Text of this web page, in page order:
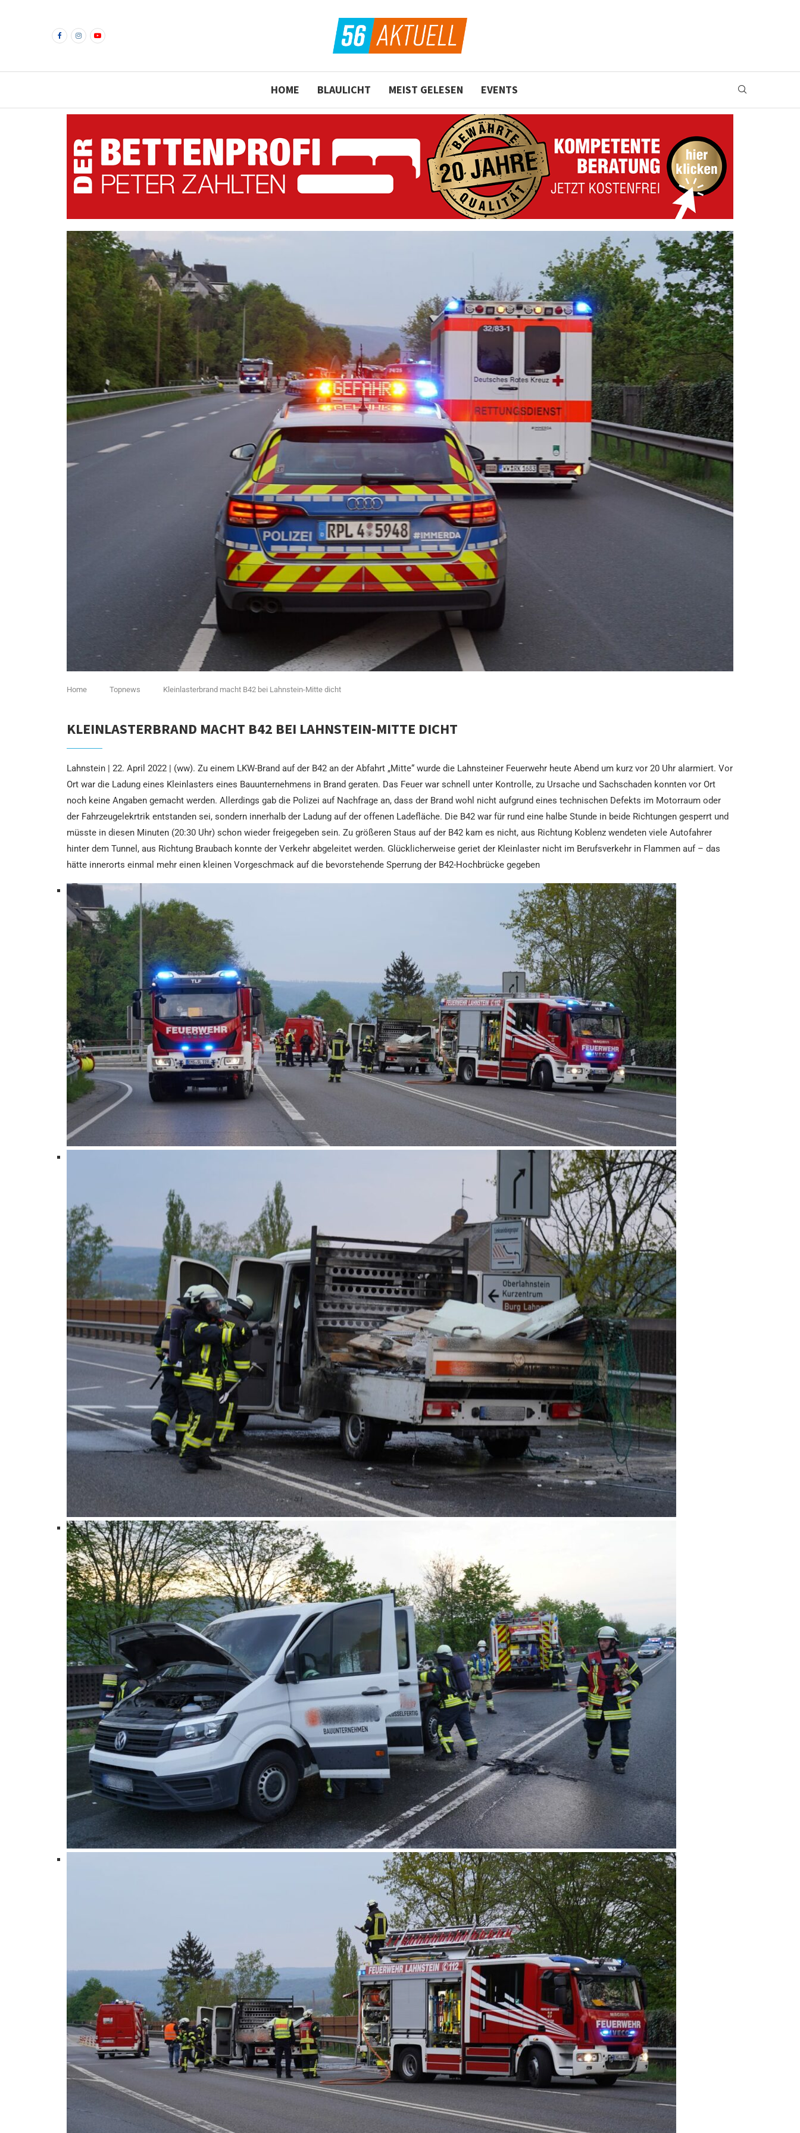
HOME BLAULICHT MEIST GELESEN EVENTS
Home Topnews Kleinlasterbrand macht B42 bei Lahnstein-Mitte dicht
KLEINLASTERBRAND MACHT B42 BEI LAHNSTEIN-MITTE DICHT
Lahnstein | 22. April 2022 | (ww). Zu einem LKW-Brand auf der B42 an der Abfahrt „Mitte“ wurde die Lahnsteiner Feuerwehr heute Abend um kurz vor 20 Uhr alarmiert. Vor
Ort war die Ladung eines Kleinlasters eines Bauunternehmens in Brand geraten. Das Feuer war schnell unter Kontrolle, zu Ursache und Sachschaden konnten vor Ort
noch keine Angaben gemacht werden. Allerdings gab die Polizei auf Nachfrage an, dass der Brand wohl nicht aufgrund eines technischen Defekts im Motorraum oder
der Fahrzeugelekrtrik entstanden sei, sondern innerhalb der Ladung auf der offenen Ladefläche. Die B42 war für rund eine halbe Stunde in beide Richtungen gesperrt und
müsste in diesen Minuten (20:30 Uhr) schon wieder freigegeben sein. Zu größeren Staus auf der B42 kam es nicht, aus Richtung Koblenz wendeten viele Autofahrer
hinter dem Tunnel, aus Richtung Braubach konnte der Verkehr abgeleitet werden. Glücklicherweise geriet der Kleinlaster nicht im Berufsverkehr in Flammen auf – das
hätte innerorts einmal mehr einen kleinen Vorgeschmack auf die bevorstehende Sperrung der B42-Hochbrücke gegeben